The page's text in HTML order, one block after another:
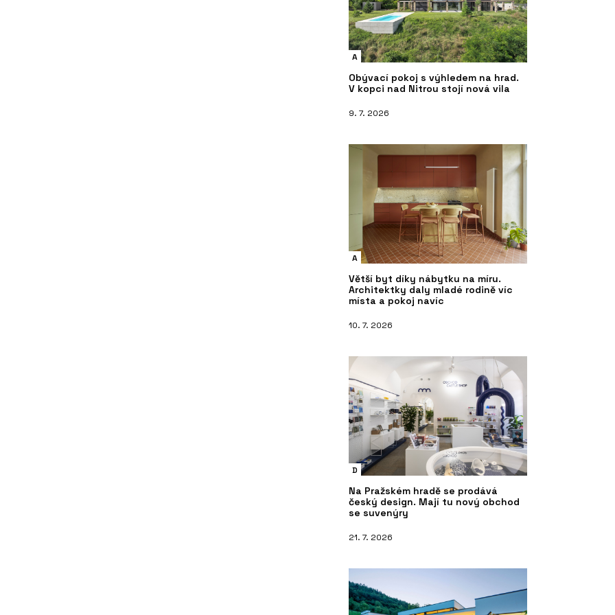
A
Obývací pokoj s výhledem na hrad.
V kopci nad Nitrou stojí nová vila
9. 7. 2026
A
Větší byt díky nábytku na míru.
Architektky daly mladé rodině víc
místa a pokoj navíc
10. 7. 2026
D
Na Pražském hradě se prodává
český design. Mají tu nový obchod
se suvenýry
21. 7. 2026